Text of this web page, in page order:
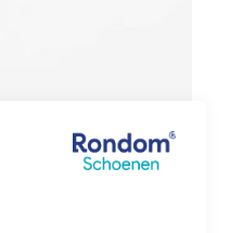
op voorraad.